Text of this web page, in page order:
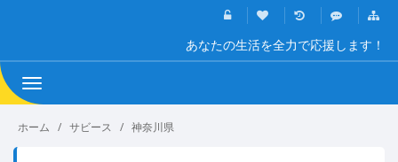
あなたの生活を全力で応援します！
Toggle
navigation
ホーム サビース 神奈川県